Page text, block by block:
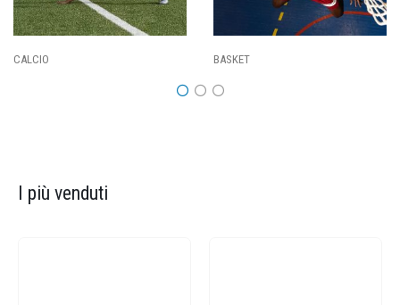
PALLAVOLO RUGBY
I più venduti